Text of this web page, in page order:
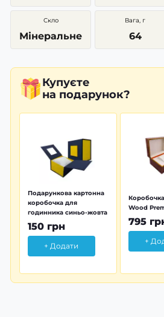
Скло
Мінеральне
Вага, г
64
Купуєте
на подарунок?
Подарункова картонна
коробочка для
годинника синьо-жовта
150 грн
+ Додати
Wood
795
+